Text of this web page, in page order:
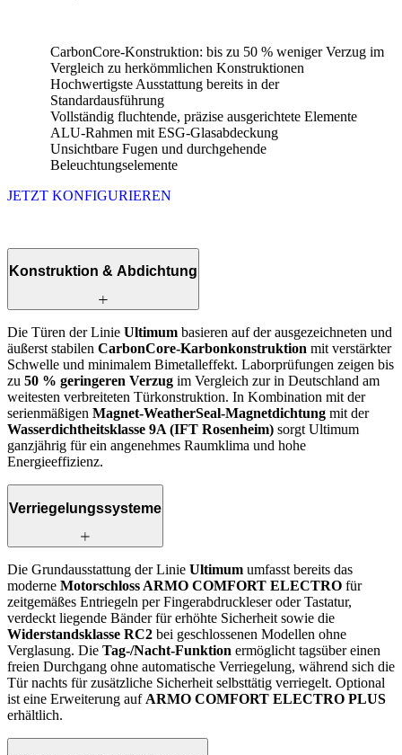
CarbonCore-Konstruktion: bis zu 50 % weniger Verzug im
Vergleich zu herkömmlichen Konstruktionen
Hochwertigste Ausstattung bereits in der
Standardausführung
Vollständig fluchtende, präzise ausgerichtete Elemente
ALU-Rahmen mit ESG-Glasabdeckung
Unsichtbare Fugen und durchgehende
Beleuchtungselemente
JETZT KONFIGURIEREN
Konstruktion & Abdichtung
Die Türen der Linie Ultimum basieren auf der ausgezeichneten und
äußerst stabilen CarbonCore-Karbonkonstruktion mit verstärkter
Schwelle und minimalem Bimetalleffekt. Laborprüfungen zeigen bis
zu 50 % geringeren Verzug im Vergleich zur in Deutschland am
weitesten verbreiteten Tür­konstruktion. In Kombination mit der
serienmäßigen Magnet-WeatherSeal-Magnetdichtung mit der
Wasserdichtheitsklasse 9A (IFT Rosenheim) sorgt Ultimum
ganzjährig für ein angenehmes Raumklima und hohe
Energieeffizienz.
Verriegelungssysteme
Die Grundausstattung der Linie Ultimum umfasst bereits das
moderne Motorschloss ARMO COMFORT ELECTRO für
zeitgemäßes Entriegeln per Fingerabdruckleser oder Tastatur,
verdeckt liegende Bänder für erhöhte Sicherheit sowie die
Widerstandsklasse RC2 bei geschlossenen Modellen ohne
Verglasung. Die Tag-/Nacht-Funktion ermöglicht tagsüber einen
freien Durchgang ohne automatische Verriegelung, während sich die
Tür nachts für zusätzliche Sicherheit selbsttätig verriegelt. Optional
ist eine Erweiterung auf ARMO COMFORT ELECTRO PLUS
erhältlich.